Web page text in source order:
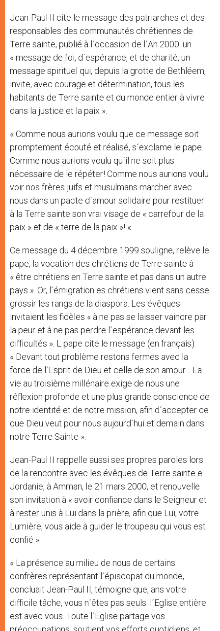
Jean-Paul II cite le message des patriarches et des
responsables des communautés chrétiennes de
Terre sainte, publié à l´occasion de l´An 2000: un
« message de foi, d´espérance, et de charité, un
message spirituel qui, depuis la grotte de Bethléem,
invite, avec courage et détermination, tous les
habitants de Terre sainte et du monde entier à vivre
dans la justice et la paix ».
« Comme nous aurions voulu que ce message soit
promptement écouté et réalisé, s´exclame le pape.
Comme nous aurions voulu qu´il ne soit plus
nécessaire de le répéter! Comme nous aurions voulu
voir nos frères juifs et musulmans marcher avec
nous dans un pacte d´amour solidaire pour restituer
à la Terre sainte son vrai visage de « carrefour de la
paix » et de « terre de la paix »! «
Ce message du 4 décembre 1999 souligne, relève le
pape, la vocation des chrétiens de Terre sainte à
« être chrétiens en Terre sainte et pas dans un autre
pays ». Or, l´émigration es chrétiens vient sans cesse
grossir les rangs de la diaspora. Les évêques
invitaient les fidèles « à ne pas se laisser vaincre par
la peur et à ne pas perdre l´espérance devant les
difficultés ». L pape cite le message (en français):
« Devant tout problème restons fermes avec la
force de l´Esprit de Dieu et celle de son amour… La
vie au troisième millénaire exige de nous une
réflexion profonde et une plus grande conscience de
notre identité et de notre mission, afin d´accepter ce
que Dieu veut pour nous aujourd´hui et demain dans
notre Terre Sainte ».
Jean-Paul II rappelle aussi ses propres paroles lors
de la rencontre avec les évêques de Terre sainte e
Jordanie, à Amman, le 21 mars 2000, et renouvelle
son invitation à « avoir confiance dans le Seigneur et
à rester unis à Lui dans la prière, afin que Lui, votre
Lumière, vous aide à guider le troupeau qui vous est
confié ».
« La présence au milieu de nous de certains
confrères représentant l´épiscopat du monde,
concluait Jean-Paul II, témoigne que, ans votre
difficile tâche, vous n´êtes pas seuls: l´Eglise entière
est avec vous. Toute l´Eglise partage vos